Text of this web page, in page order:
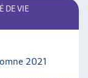
DE VIE
2021